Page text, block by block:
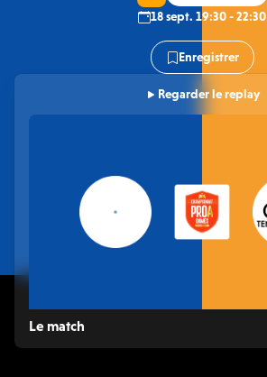
18 sept. 19:30 - 22:30
Enregistrer
Regarder le replay
Le match